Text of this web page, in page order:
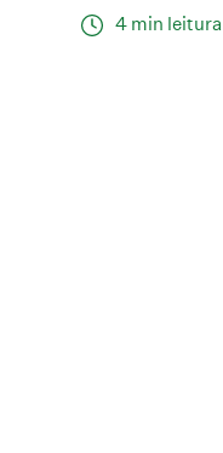
4 min leitura